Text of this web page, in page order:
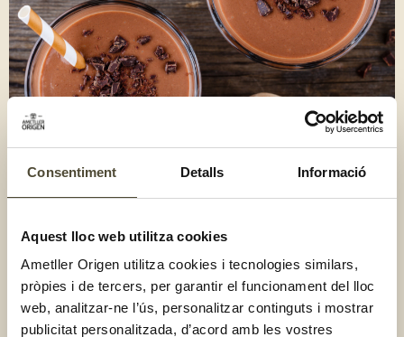
Consentiment Detalls Informació
Aquest lloc web utilitza cookies
Ametller Origen utilitza cookies i tecnologies similars,
pròpies i de tercers, per garantir el funcionament del lloc
web, analitzar-ne l’ús, personalitzar continguts i mostrar
publicitat personalitzada, d’acord amb les vostres
Sandvitx de galetes de civada
casolanes amb gelat de vainilla